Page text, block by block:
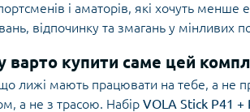
і аматорів, які хочуть менше
відпочинку та змагань у мінливих
варто купити саме цей
лижі мають працювати на тебе, а не
а не з трасою. Набір VOLA Stick P41 +